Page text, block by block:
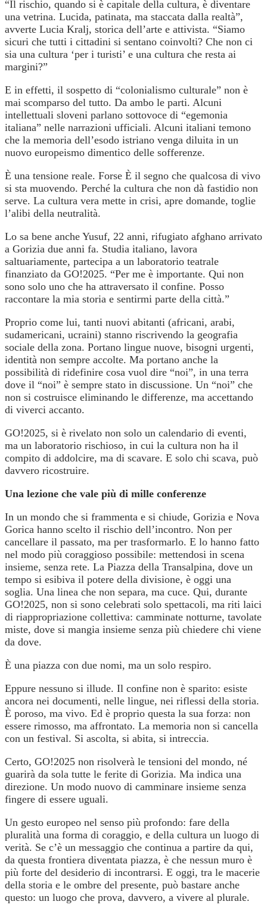
“Il rischio, quando si è capitale della cultura, è diventare
una vetrina. Lucida, patinata, ma staccata dalla realtà”,
avverte Lucia Kralj, storica dell’arte e attivista. “Siamo
sicuri che tutti i cittadini si sentano coinvolti? Che non ci
sia una cultura ‘per i turisti’ e una cultura che resta ai
margini?”
E in effetti, il sospetto di “colonialismo culturale” non è
mai scomparso del tutto. Da ambo le parti. Alcuni
intellettuali sloveni parlano sottovoce di “egemonia
italiana” nelle narrazioni ufficiali. Alcuni italiani temono
che la memoria dell’esodo istriano venga diluita in un
nuovo europeismo dimentico delle sofferenze.
È una tensione reale. Forse È il segno che qualcosa di vivo
si sta muovendo. Perché la cultura che non dà fastidio non
serve. La cultura vera mette in crisi, apre domande, toglie
l’alibi della neutralità.
Lo sa bene anche Yusuf, 22 anni, rifugiato afghano arrivato
a Gorizia due anni fa. Studia italiano, lavora
saltuariamente, partecipa a un laboratorio teatrale
finanziato da GO!2025. “Per me è importante. Qui non
sono solo uno che ha attraversato il confine. Posso
raccontare la mia storia e sentirmi parte della città.”
Proprio come lui, tanti nuovi abitanti (africani, arabi,
sudamericani, ucraini) stanno riscrivendo la geografia
sociale della zona. Portano lingue nuove, bisogni urgenti,
identità non sempre accolte. Ma portano anche la
possibilità di ridefinire cosa vuol dire “noi”, in una terra
dove il “noi” è sempre stato in discussione. Un “noi” che
non si costruisce eliminando le differenze, ma accettando
di viverci accanto.
GO!2025, si è rivelato non solo un calendario di eventi,
ma un laboratorio rischioso, in cui la cultura non ha il
compito di addolcire, ma di scavare. E solo chi scava, può
davvero ricostruire.
Una lezione che vale più di mille conferenze
In un mondo che si frammenta e si chiude, Gorizia e Nova
Gorica hanno scelto il rischio dell’incontro. Non per
cancellare il passato, ma per trasformarlo. E lo hanno fatto
nel modo più coraggioso possibile: mettendosi in scena
insieme, senza rete. La Piazza della Transalpina, dove un
tempo si esibiva il potere della divisione, è oggi una
soglia. Una linea che non separa, ma cuce. Qui, durante
GO!2025, non si sono celebrati solo spettacoli, ma riti laici
di riappropriazione collettiva: camminate notturne, tavolate
miste, dove si mangia insieme senza più chiedere chi viene
da dove.
È una piazza con due nomi, ma un solo respiro.
Eppure nessuno si illude. Il confine non è sparito: esiste
ancora nei documenti, nelle lingue, nei riflessi della storia.
È poroso, ma vivo. Ed è proprio questa la sua forza: non
essere rimosso, ma affrontato. La memoria non si cancella
con un festival. Si ascolta, si abita, si intreccia.
Certo, GO!2025 non risolverà le tensioni del mondo, né
guarirà da sola tutte le ferite di Gorizia. Ma indica una
direzione. Un modo nuovo di camminare insieme senza
fingere di essere uguali.
Un gesto europeo nel senso più profondo: fare della
pluralità una forma di coraggio, e della cultura un luogo di
verità. Se c’è un messaggio che continua a partire da qui,
da questa frontiera diventata piazza, è che nessun muro è
più forte del desiderio di incontrarsi. E oggi, tra le macerie
della storia e le ombre del presente, può bastare anche
questo: un luogo che prova, davvero, a vivere al plurale.